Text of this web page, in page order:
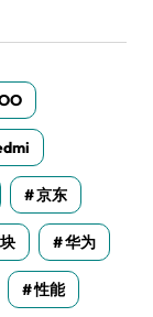
京东
华为
性能